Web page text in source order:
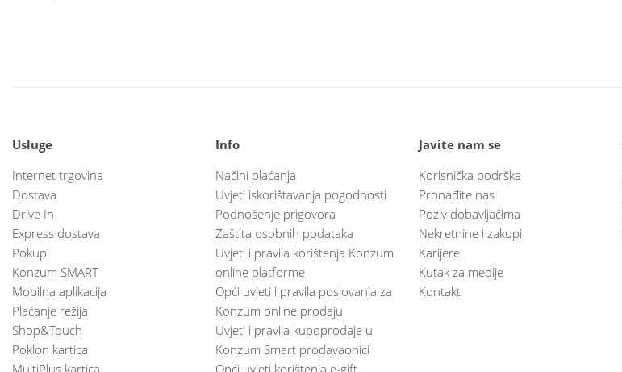
Usluge
Internet trgovina
Dostava
Drive In
Express dostava
Pokupi
Konzum SMART
Mobilna aplikacija
Plaćanje režija
Shop&Touch
Poklon kartica
MultiPlus kartica
Info
Načini plaćanja
Uvjeti iskorištavanja pogodnosti
Podnošenje prigovora
Zaštita osobnih podataka
Uvjeti i pravila korištenja Konzum
online platforme
Opći uvjeti i pravila poslovanja za
Konzum online prodaju
Uvjeti i pravila kupoprodaje u
Konzum Smart prodavaonici
Opći uvjeti korištenja e-gift
Javite nam se
Korisnička podrška
Pronađite nas
Poziv dobavljačima
Nekretnine i zakupi
Karijere
Kutak za medije
Kontakt